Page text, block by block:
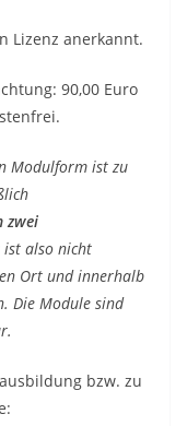
Lizenz anerkannt.
90,00 Euro
Modulform ist zu
zwei
ist also nicht
Ort und innerhalb
Die Module sind
bzw. zu